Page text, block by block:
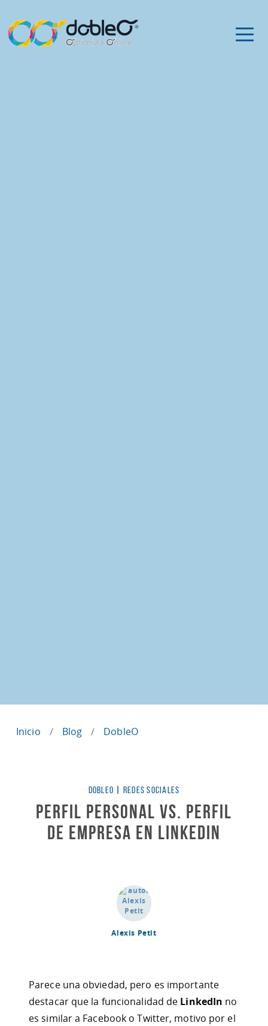
Inicio Blog DobleO
DOBLEO REDES SOCIALES
Perfil personal Vs. Perfil
de empresa en LinkedIn
Alexis Petit
Parece una obviedad, pero es importante
destacar que la funcionalidad de LinkedIn no
es similar a Facebook o Twitter, motivo por el